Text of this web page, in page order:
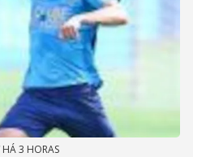
HÁ 3 HORAS